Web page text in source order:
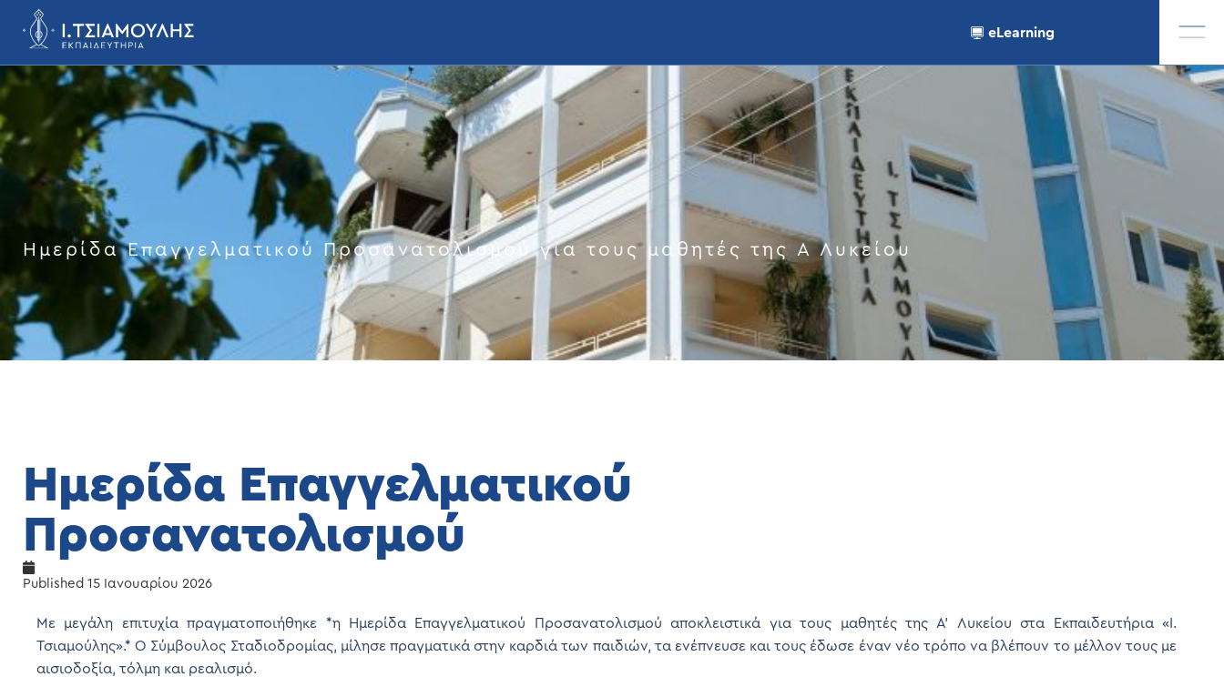
eLearning
Ημερίδα Επαγγελματικού Προσανατολισμού για τους μαθητές της Ά Λυκείου
Ημερίδα Επαγγελματικού
Προσανατολισμού
Published 15 Ιανουαρίου 2026
Με μεγάλη επιτυχία πραγματοποιήθηκε *η Ημερίδα Επαγγελματικού Προσανατολισμού αποκλειστικά για τους μαθητές της Α’ Λυκείου στα Εκπαιδευτήρια «Ι.
Τσιαμούλης».* Ο Σύμβουλος Σταδιοδρομίας, μίλησε πραγματικά στην καρδιά των παιδιών, τα ενέπνευσε και τους έδωσε έναν νέο τρόπο να βλέπουν το μέλλον τους με
αισιοδοξία, τόλμη και ρεαλισμό.